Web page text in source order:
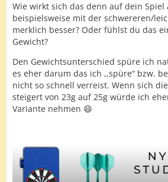
Wie wirkt sich das denn auf dein Spiel
beispielsweise mit der schwereren/
merklich besser? Oder fühlst du das
Gewicht?
Den Gewichtsunterschied spüre ich
es eher darum das ich ,,spüre“ bzw.
nicht so schnell verreist. Wenn sich
steigert von 23g auf 25g würde ich
Variante nehmen 😄